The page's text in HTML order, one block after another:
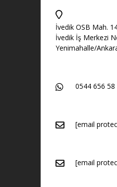
İvedik OSB Mah.
İvedik İş Merkezi
Yenimahalle/
0544 656 58
[email
[email